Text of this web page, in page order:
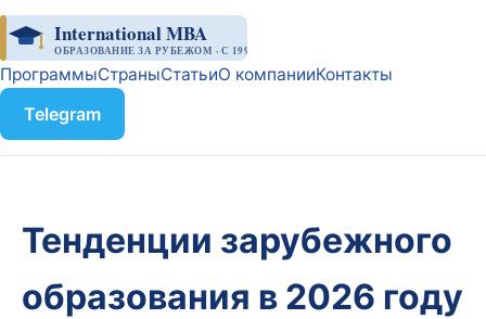
International MBA
ОБРАЗОВАНИЕ ЗА РУБЕЖОМ · С 1998
ПрограммыСтраныСтатьиО компанииКонтакты
Telegram
Тенденции зарубежного
образования в 2026 году